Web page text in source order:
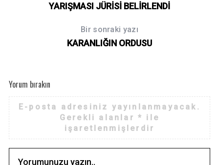
YARIŞMASI JÜRİSİ BELİRLENDİ
Bir sonraki yazı
KARANLIĞIN ORDUSU
Yorum bırakın
E-posta adresiniz yayınlanmayacak.
Gerekli alanlar* ile
işaretlenmişlerdir
S